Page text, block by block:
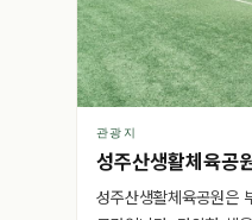
관광지
성주산생활체육공
성주산생활체육공원은